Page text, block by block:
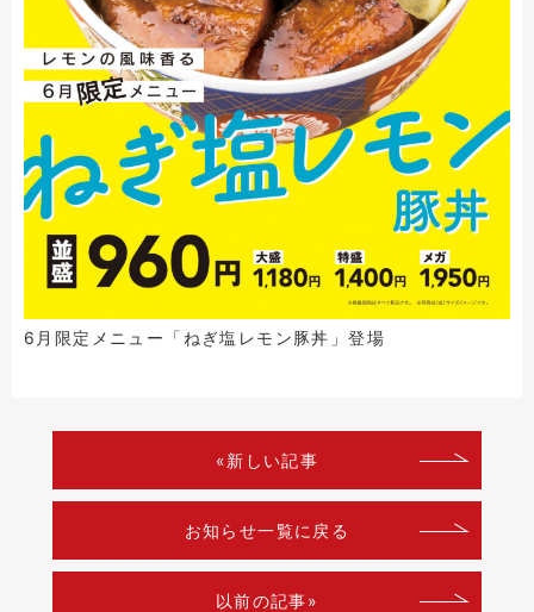
6月限定メニュー「ねぎ塩レモン豚丼」登場
«新しい記事
お知らせ一覧に戻る
以前の記事»